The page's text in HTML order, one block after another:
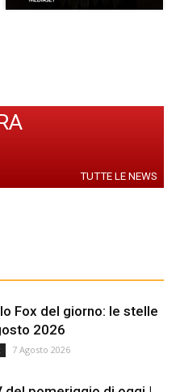
TUTTE LE NEWS
Fox del giorno: le stelle
2026
7 Agosto 2026